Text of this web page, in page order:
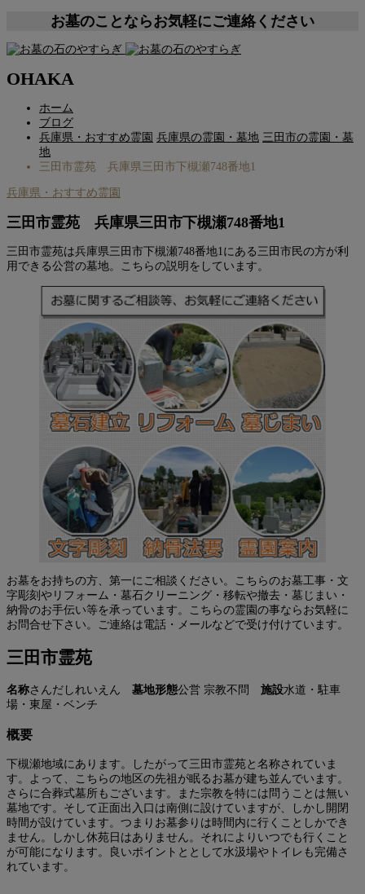
お墓のことならお気軽にご連絡ください
OHAKA
ホーム
ブログ
兵庫県・おすすめ霊園 兵庫県の霊園・墓地 三田市の霊園・墓
地
三田市霊苑 兵庫県三田市下槻瀬748番地1
兵庫県・おすすめ霊園
三田市霊苑 兵庫県三田市下槻瀬748番地1
三田市霊苑は兵庫県三田市下槻瀬748番地1にある三田市民の方が利
用できる公営の墓地。こちらの説明をしています。
お墓をお持ちの方、第一にご相談ください。こちらのお墓工事・文
字彫刻やリフォーム・墓石クリーニング・移転や撤去・墓じまい・
納骨のお手伝い等を承っています。こちらの霊園の事ならお気軽に
お問合せ下さい。ご連絡は電話・メールなどで受け付けています。
三田市霊苑
名称さんだしれいえん 墓地形態公営 宗教不問 施設水道・駐車
場・東屋・ベンチ
概要
下槻瀬地域にあります。したがって三田市霊苑と名称されていま
す。よって、こちらの地区の先祖が眠るお墓が建ち並んでいます。
さらに合葬式墓所もございます。また宗教を特には問うことは無い
墓地です。そして正面出入口は南側に設けていますが、しかし開閉
時間が設けています。つまりお墓参りは時間内に行くことしかでき
ません。しかし休苑日はありません。それによりいつでも行くこと
が可能になります。良いポイントととして水汲場やトイレも完備さ
れています。